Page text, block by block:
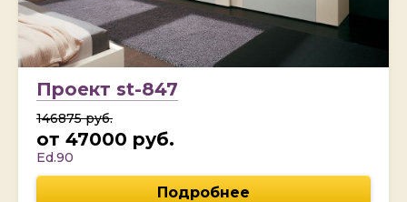
Проект st-847
146875 руб.
от 47000 руб.
Ed.90
Подробнее